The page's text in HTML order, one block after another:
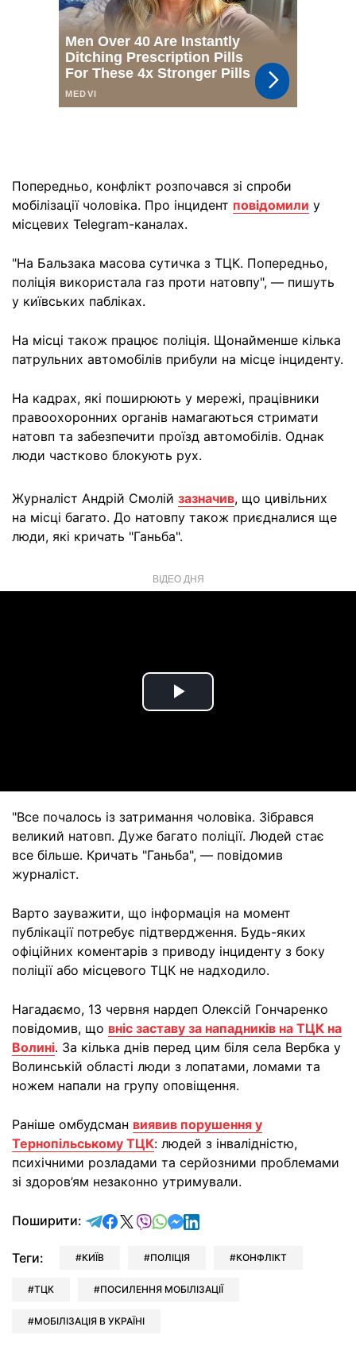
Попередньо, конфлікт розпочався зі спроби
мобілізації чоловіка. Про інцидент повідомили у
місцевих Telegram-каналах.
"На Бальзака масова сутичка з ТЦК. Попередньо,
поліція використала газ проти натовпу", — пишуть
у київських пабліках.
На місці також працює поліція. Щонайменше кілька
патрульних автомобілів прибули на місце інциденту.
На кадрах, які поширюють у мережі, працівники
правоохоронних органів намагаються стримати
натовп та забезпечити проїзд автомобілів. Однак
люди частково блокують рух.
Журналіст Андрій Смолій зазначив, що цивільних
на місці багато. До натовпу також приєдналися ще
люди, які кричать "Ганьба".
ВІДЕО ДНЯ
Play
"Все почалось із затримання чоловіка. Зібрався
великий натовп. Дуже багато поліції. Людей стає
все більше. Кричать "Ганьба", — повідомив
журналіст.
Варто зауважити, що інформація на момент
публікації потребує підтвердження. Будь-яких
офіційних коментарів з приводу інциденту з боку
поліції або місцевого ТЦК не надходило.
Нагадаємо, 13 червня нардеп Олексій Гончаренко
повідомив, що вніс заставу за нападників на ТЦК на
Волині. За кілька днів перед цим біля села Вербка у
Волинській області люди з лопатами, ломами та
ножем напали на групу оповіщення.
Раніше омбудсман виявив порушення у
Тернопільському ТЦК: людей з інвалідністю,
психічними розладами та серйозними проблемами
зі здоров’ям незаконно утримували.
Поширити: відправити у Telegram
поділитись у Facebook
поділитись у X
відправити у Viber
відправити у Whatsapp
відправити у Messenger
відправити у LinkedIn
Теги: КИЇВ ПОЛІЦІЯ КОНФЛІКТ
ТЦК ПОСИЛЕННЯ МОБІЛІЗАЦІЇ
МОБІЛІЗАЦІЯ В УКРАЇНІ